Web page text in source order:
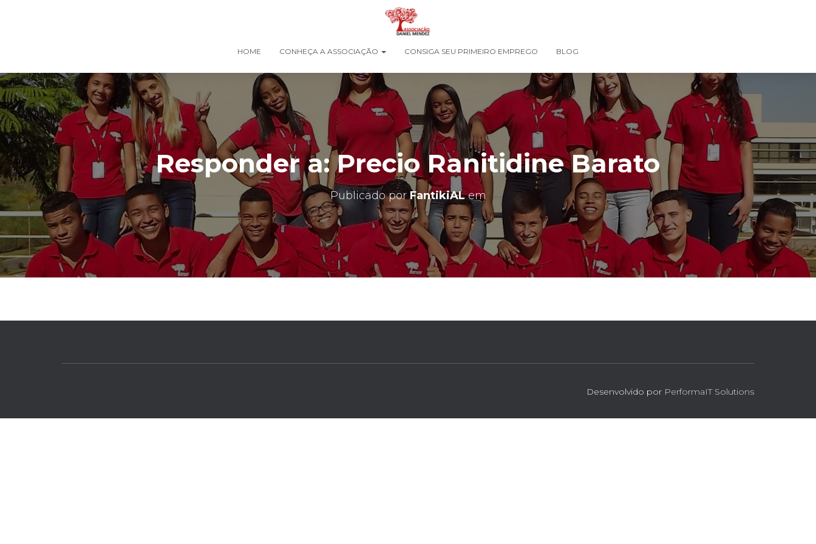
HOME CONHEÇA A ASSOCIAÇÃO CONSIGA SEU PRIMEIRO EMPREGO BLOG
Responder a: Precio Ranitidine Barato
Publicado porFantikiALem
Desenvolvido por PerformaIT Solutions